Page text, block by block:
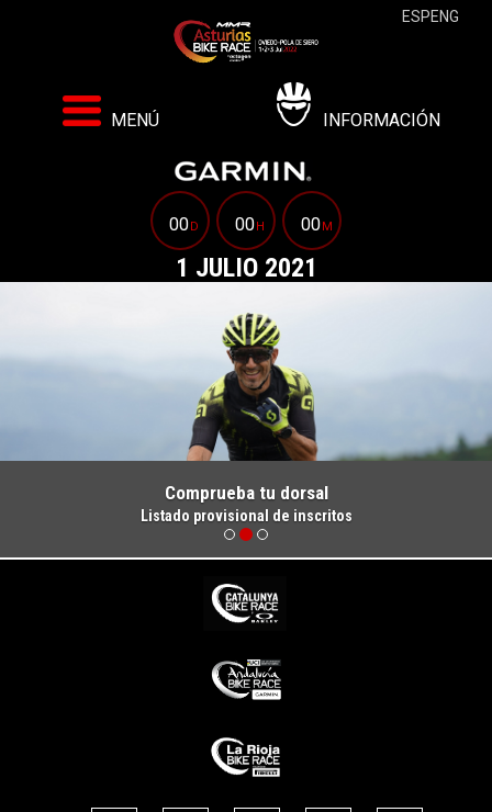
MENÚ INFORMACIÓN
00D 00H 00M
1 JULIO 2021
ESPENG
Comprueba tu dorsal
Listado provisional de inscritos